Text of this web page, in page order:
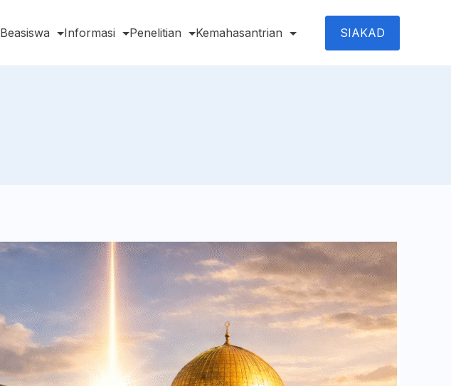
Beasiswa Informasi Penelitian Kemahasantrian SIAKAD